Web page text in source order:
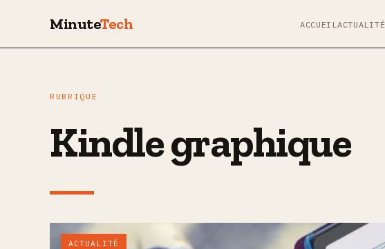
MinuteTech ACCUEILACTUALITÉ
RUBRIQUE
Kindle graphique
ACTUALITÉ